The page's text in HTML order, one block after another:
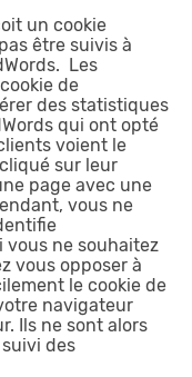
un cookie
être suivis à
Les
de
des statistiques
qui ont opté
voient le
sur leur
page avec une
vous ne
vous ne souhaitez
vous opposer à
le cookie de
navigateur
Ils ne sont alors
des